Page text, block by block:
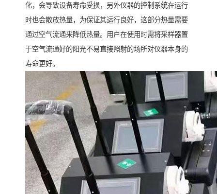
化，会导致设备寿命受损，另外仪器的控制系统在运行
时也会散放热量，为保证其运行良好，这部分热量需要
通过空气流通来降低热量。用户在使用时需将采样器置
于空气流通好的阳光不易直接照射的场所对仪器本身的
寿命更好。